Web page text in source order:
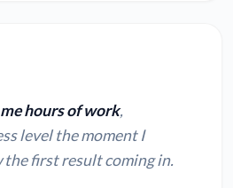
hours of work,
level the moment I
the first result coming in.